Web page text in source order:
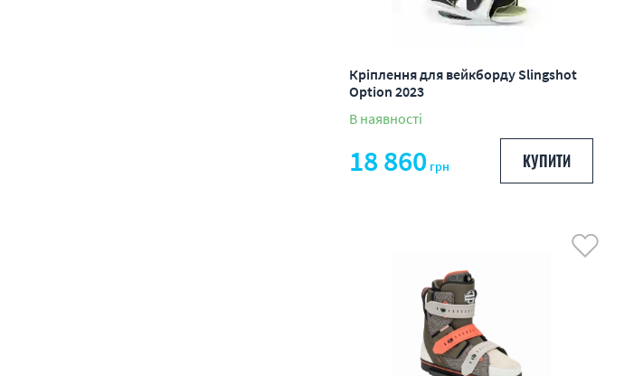
Кріплення для вейкборду Slingshot
Option 2023
В наявності
18 860 грн КУПИТИ